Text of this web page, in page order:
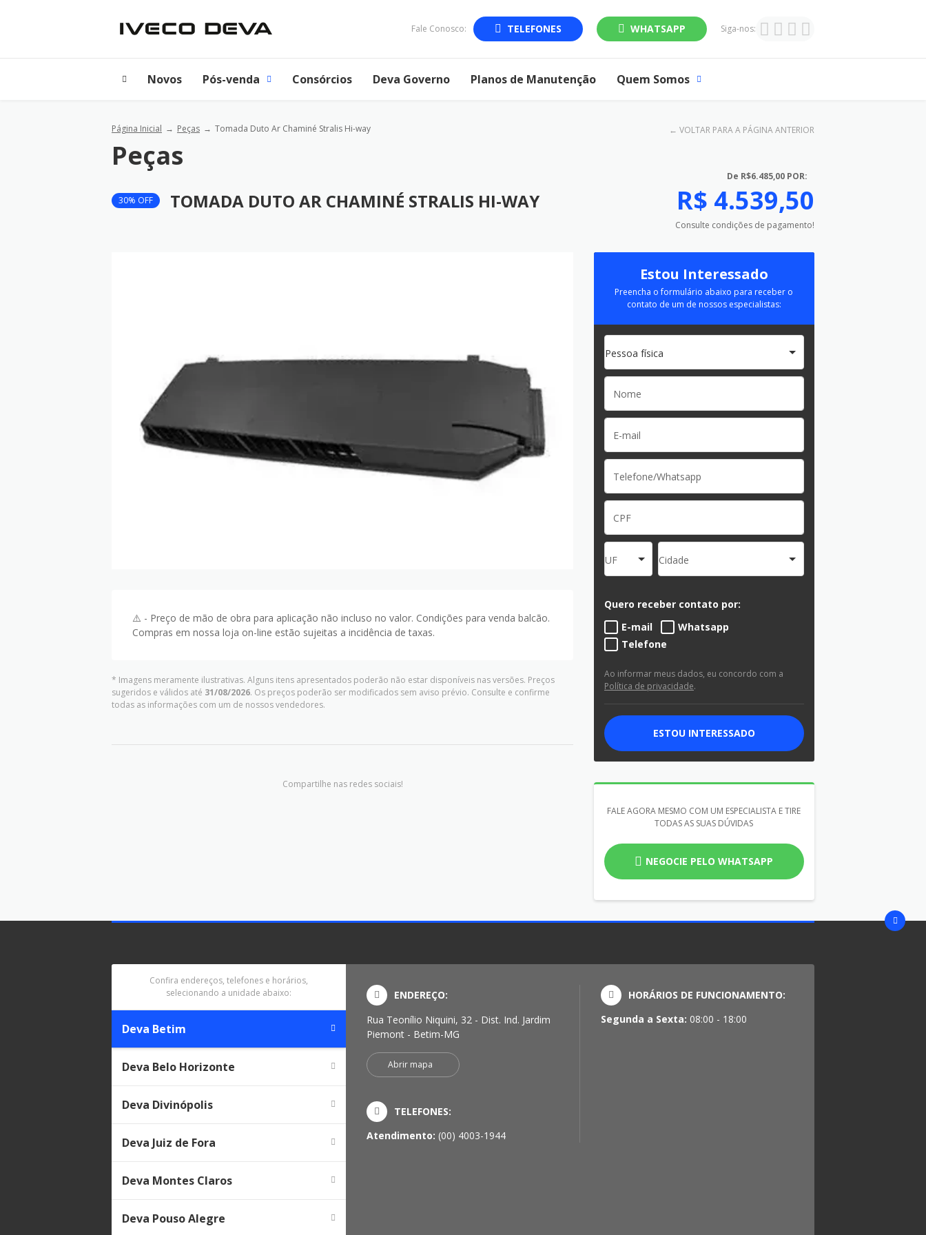
Fale Conosco: TELEFONES WHATSAPP Siga-nos:
Novos Pós-venda Consórcios Deva Governo Planos de Manutenção Quem Somos
Página Inicial Peças Tomada Duto Ar Chaminé Stralis Hi-way ← VOLTAR PARA A PÁGINA ANTERIOR
Peças
30% OFF TOMADA DUTO AR CHAMINÉ STRALIS HI-WAY
De R$6.485,00 POR:
R$ 4.539,50
Consulte condições de pagamento!
⚠️ - Preço de mão de obra para aplicação não incluso no valor. Condições para venda balcão.
Compras em nossa loja on-line estão sujeitas a incidência de taxas.
* Imagens meramente ilustrativas. Alguns itens apresentados poderão não estar disponíveis nas versões. Preços
sugeridos e válidos até 31/08/2026. Os preços poderão ser modificados sem aviso prévio. Consulte e confirme
todas as informações com um de nossos vendedores.
Compartilhe nas redes sociais!
Estou Interessado
Preencha o formulário abaixo para receber o
contato de um de nossos especialistas:
Pessoa física
UF Cidade
Quero receber contato por:
E-mail
Whatsapp
Telefone
Ao informar meus dados, eu concordo com a
Política de privacidade.
ESTOU INTERESSADO
FALE AGORA MESMO COM UM ESPECIALISTA E TIRE
TODAS AS SUAS DÚVIDAS
NEGOCIE PELO WHATSAPP
Confira endereços, telefones e horários,
selecionando a unidade abaixo:
Deva Betim
Deva Belo Horizonte
Deva Divinópolis
Deva Juiz de Fora
Deva Montes Claros
Deva Pouso Alegre
ENDEREÇO:
Rua Teonílio Niquini, 32 - Dist. Ind. Jardim
Piemont - Betim-MG
Abrir mapa
TELEFONES:
Atendimento: (00) 4003-1944
HORÁRIOS DE FUNCIONAMENTO:
Segunda a Sexta: 08:00 - 18:00